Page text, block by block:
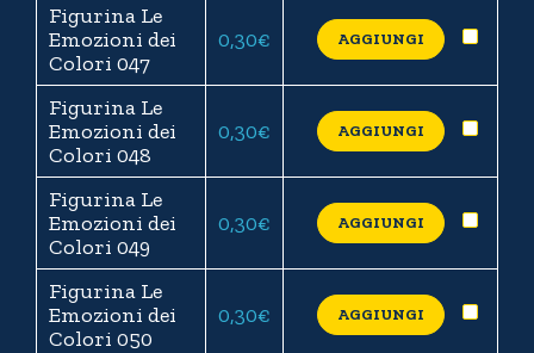
Figurina Le
Emozioni dei
Colori 047
0,30€ AGGIUNGI
Figurina Le
Emozioni dei
Colori 048
0,30€ AGGIUNGI
Figurina Le
Emozioni dei
Colori 049
0,30€ AGGIUNGI
Figurina Le
Emozioni dei
Colori 050
0,30€ AGGIUNGI